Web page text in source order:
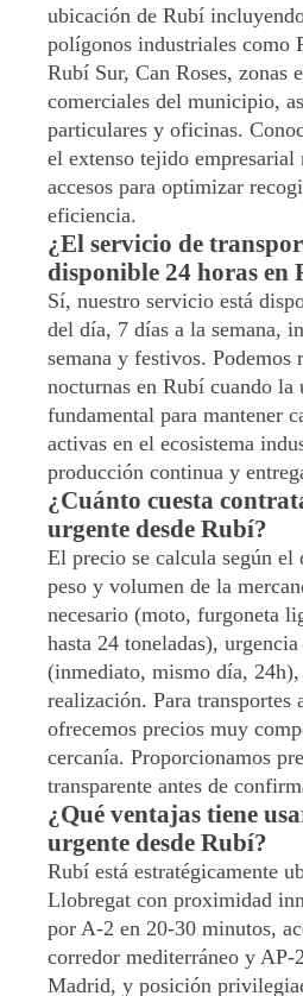
ubicación de Rubí
polígonos industriales como
Rubí Sur, Can Roses, zonas
comerciales del municipio,
particulares y oficinas.
el extenso tejido empresarial
accesos para optimizar
eficiencia.
¿El servicio de
disponible 24 horas en
Sí, nuestro servicio está
del día, 7 días a la semana,
semana y festivos. Podemos
nocturnas en Rubí cuando la
fundamental para mantener
activas en el ecosistema
producción continua y
¿Cuánto cuesta
urgente desde Rubí?
El precio se calcula según el
peso y volumen de la
necesario (moto, furgoneta
hasta 24 toneladas),
(inmediato, mismo día,
realización. Para transportes
ofrecemos precios muy
cercanía. Proporcionamos
transparente antes de
¿Qué ventajas tiene
urgente desde Rubí?
Rubí está estratégicamente
Llobregat con proximidad
por A-2 en 20-30 minutos,
corredor mediterráneo y AP-
Madrid, y posición